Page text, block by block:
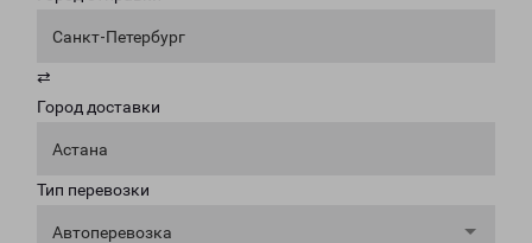
Санкт-Петербург
⇄
Город доставки
Астана
Тип перевозки
Автоперевозка